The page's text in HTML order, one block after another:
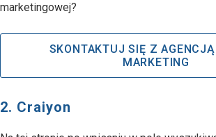
marketingowej?
SKONTAKTUJ SIĘ Z
MARKETING
2. Craiyon